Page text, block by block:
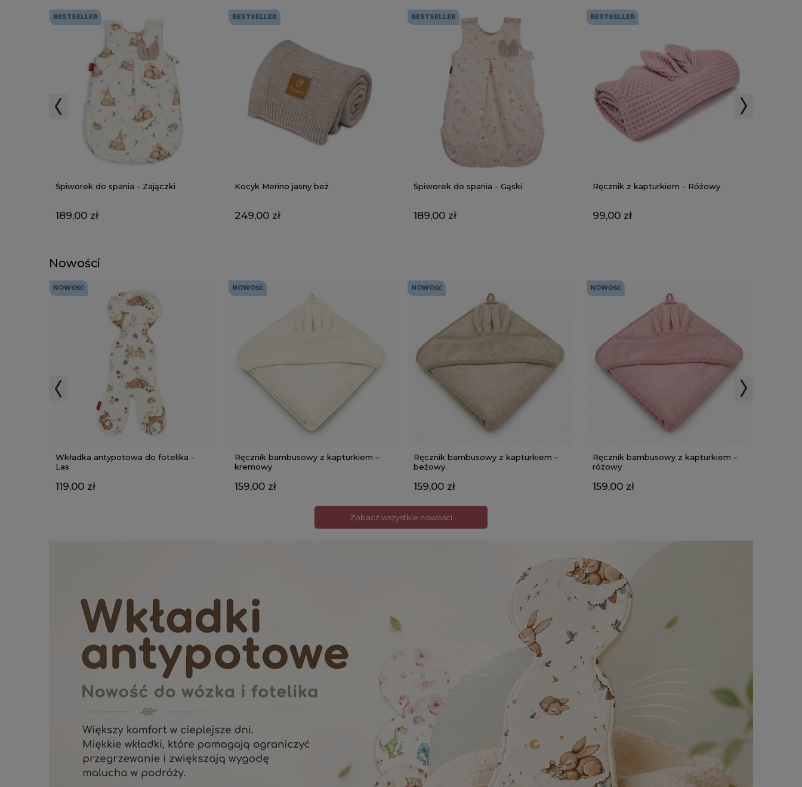
BESTSELLER
Śpiworek do spania - Zajączki
189,00 zł
BESTSELLER
Kocyk Merino jasny beż
249,00 zł
BESTSELLER
Śpiworek do spania - Gąski
189,00 zł
BESTSELLER
Ręcznik z kapturkiem - Różowy
99,00 zł
Nowości
NOWOŚĆ
Wkładka antypotowa do fotelika -
Las
119,00 zł
NOWOŚĆ
Ręcznik bambusowy z kapturkiem –
kremowy
159,00 zł
NOWOŚĆ
Ręcznik bambusowy z kapturkiem –
beżowy
159,00 zł
NOWOŚĆ
Ręcznik bambusowy z kapturkiem –
różowy
159,00 zł
Zobacz wszystkie nowości